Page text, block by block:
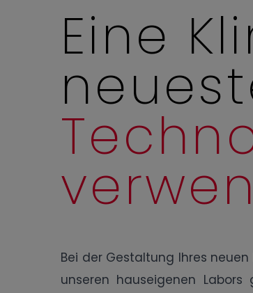
Eine
Bei der Gestaltung Ihres
unseren hauseigenen